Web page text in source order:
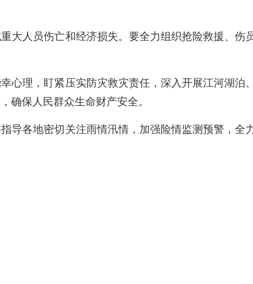
大人员伤亡和经济损失。要全力组织抢险救援、伤
心理，盯紧压实防灾救灾责任，深入开展江河湖泊
确保人民群众生命财产安全。
导各地密切关注雨情汛情，加强险情监测预警，全